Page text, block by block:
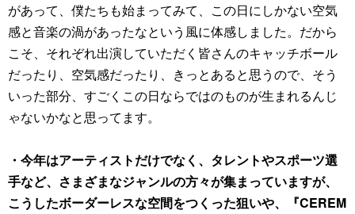
があって、僕たちも始まってみて、この日にしかない空気
感と音楽の渦があったなという風に体感しました。だから
こそ、それぞれ出演していただく皆さんのキャッチボール
だったり、空気感だったり、きっとあると思うので、そう
いった部分、すごくこの日ならではのものが生まれるんじ
ゃないかなと思ってます。
・今年はアーティストだけでなく、タレントやスポーツ選
手など、さまざまなジャンルの方々が集まっていますが、
こうしたボーダーレスな空間をつくった狙いや、『CEREM